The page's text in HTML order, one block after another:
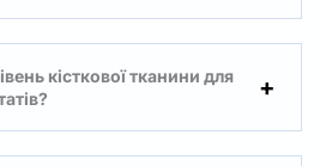
кісткової тканини для